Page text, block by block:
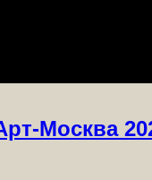
Москва